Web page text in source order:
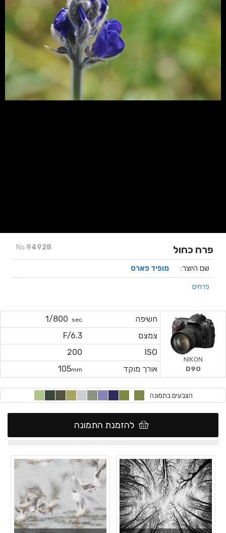
No.94928 פרח כחול
שם היוצר: מופיד פארס
פרחים
חשיפה sec
1/800
צמצם
F/6.3
ISO
200
אורך מוקד
105mm
NIKON
D90
הצבעים בתמונה
להזמנת התמונה